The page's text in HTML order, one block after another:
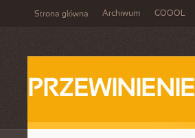
Strona główna Archiwum GOOOL
PRZEWINIENIE